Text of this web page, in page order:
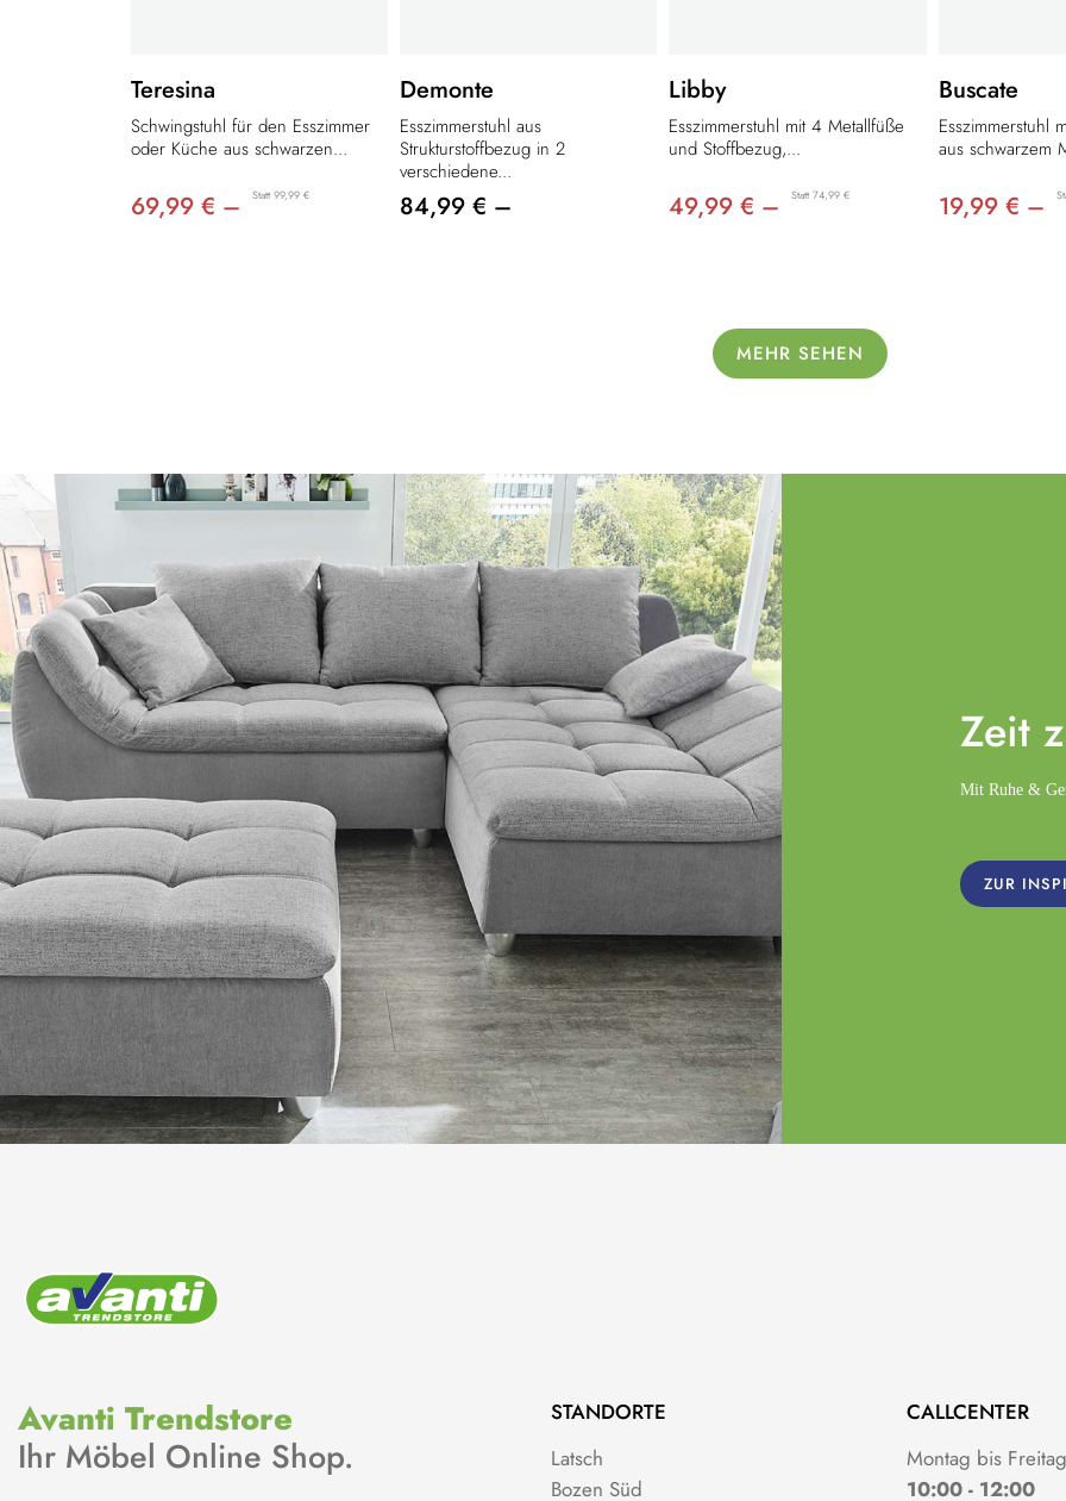
Teresina
Schwingstuhl für den Esszimmer
oder Küche aus schwarzen...
69,99 € – Statt 99,99 €
Demonte
Esszimmerstuhl aus
Strukturstoffbezug in 2
verschiedene...
84,99 € –
Libby
Esszimmerstuhl mit 4 Metallfüße
und Stoffbezug,...
49,99 € – Statt 74,99 €
Buscate
Esszimmerstuhl
aus schwarzem
19,99 € –
MEHR SEHEN
Zeit
Mit Ruhe &
ZUR
Avanti Trendstore
Ihr Möbel Online Shop.
STANDORTE
Latsch
Bozen Süd
CALLCENTER
Montag bis Freitag
10:00 - 12:00